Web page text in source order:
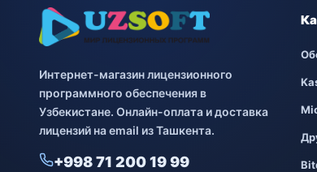
Интернет-магазин лицензионного
программного обеспечения в
Узбекистане. Онлайн-оплата и доставка
лицензий на email из Ташкента.
+998 71 200 19 99